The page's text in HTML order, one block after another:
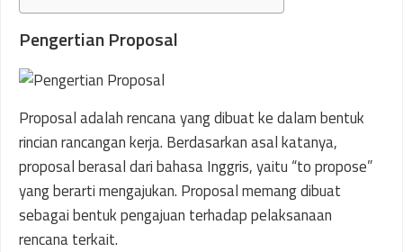
Pengertian Proposal
Proposal adalah rencana yang dibuat ke dalam bentuk
rincian rancangan kerja. Berdasarkan asal katanya,
proposal berasal dari bahasa Inggris, yaitu “to propose”
yang berarti mengajukan. Proposal memang dibuat
sebagai bentuk pengajuan terhadap pelaksanaan
rencana terkait.